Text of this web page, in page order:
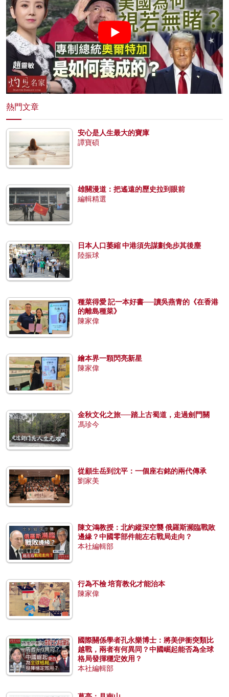
熱門文章
安心是人生最大的寶庫
譚寶碩
雄關漫道：把遙遠的歷史拉到眼前
編輯精選
日本人口萎縮 中港須先謀劃免步其後塵
陸振球
種菜得愛 記一本好書──讀吳燕青的《在香港
的離島種菜》
陳家偉
繪本界一顆閃亮新星
陳家偉
金秋文化之旅──踏上古蜀道，走過劍門關
馮珍今
從顧生岳到沈平：一個座右銘的兩代傳承
劉家美
陳文鴻教授：北約縱深空襲 俄羅斯瀕臨戰敗
邊緣？中國零部件能左右戰局走向？
本社編輯部
行為不檢 培育教化才能治本
陳家偉
國際關係學者孔永樂博士：將美伊衝突類比
越戰，兩者有何異同？中國崛起能否為全球
格局發揮穩定效用？
本社編輯部